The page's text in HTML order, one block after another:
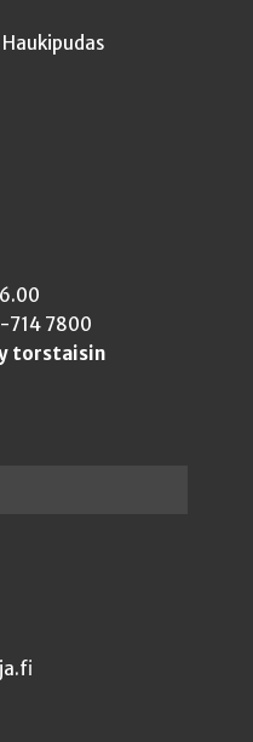
714 7800
torstaisin